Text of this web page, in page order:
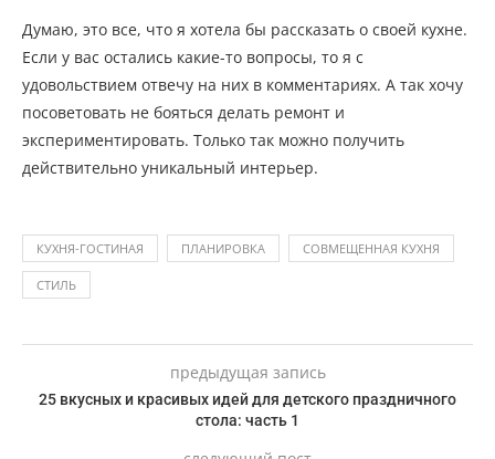
Думаю, это все, что я хотела бы рассказать о своей кухне.
Если у вас остались какие-то вопросы, то я с
удовольствием отвечу на них в комментариях. А так хочу
посоветовать не бояться делать ремонт и
экспериментировать. Только так можно получить
действительно уникальный интерьер.
КУХНЯ-ГОСТИНАЯ ПЛАНИРОВКА СОВМЕЩЕННАЯ КУХНЯ
СТИЛЬ
предыдущая запись
25 вкусных и красивых идей для детского праздничного
стола: часть 1